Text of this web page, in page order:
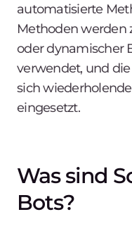
automatisierte
Methoden werden
oder dynamischer
verwendet, und
sich
eingesetzt.
Was sind
Bots?